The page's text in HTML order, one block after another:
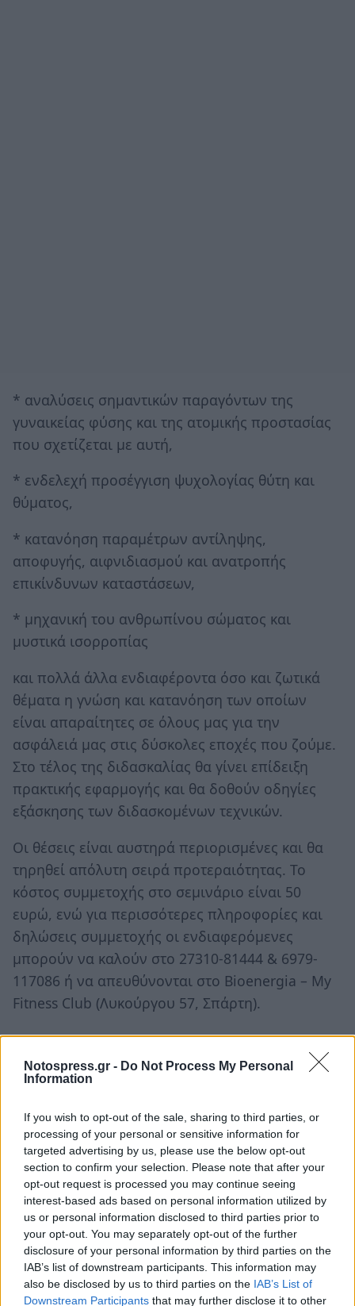
Notospress.gr - Do Not Process My Personal
Information
If you wish to opt-out of the sale, sharing to third parties, or
processing of your personal or sensitive information for
targeted advertising by us, please use the below opt-out
section to confirm your selection. Please note that after your
opt-out request is processed you may continue seeing
interest-based ads based on personal information utilized by
us or personal information disclosed to third parties prior to
your opt-out. You may separately opt-out of the further
disclosure of your personal information by third parties on the
IAB’s list of downstream participants. This information may
also be disclosed by us to third parties on the IAB’s List of
Downstream Participants that may further disclose it to other
* αναλύσεις σημαντικών παραγόντων της
γυναικείας φύσης και της ατομικής προστασίας
που σχετίζεται με αυτή,
* ενδελεχή προσέγγιση ψυχολογίας θύτη και
θύματος,
* κατανόηση παραμέτρων αντίληψης,
αποφυγής, αιφνιδιασμού και ανατροπής
επικίνδυνων καταστάσεων,
* μηχανική του ανθρωπίνου σώματος και
μυστικά ισορροπίας
και πολλά άλλα ενδιαφέροντα όσο και ζωτικά
θέματα η γνώση και κατανόηση των οποίων
είναι απαραίτητες σε όλους μας για την
ασφάλειά μας στις δύσκολες εποχές που ζούμε.
Στο τέλος της διδασκαλίας θα γίνει επίδειξη
πρακτικής εφαρμογής και θα δοθούν οδηγίες
εξάσκησης των διδασκομένων τεχνικών.
Οι θέσεις είναι αυστηρά περιορισμένες και θα
τηρηθεί απόλυτη σειρά προτεραιότητας. Το
κόστος συμμετοχής στο σεμινάριο είναι 50
ευρώ, ενώ για περισσότερες πληροφορίες και
δηλώσεις συμμετοχής οι ενδιαφερόμενες
μπορούν να καλούν στο 27310-81444 & 6979-
117086 ή να απευθύνονται στο Bioenergia – My
Fitness Club (Λυκούργου 57, Σπάρτη).
TAGS: ΚΟΙΝΩΝΙΑ